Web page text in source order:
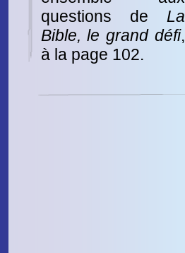
questions de La
Bible, le grand défi,
à la page 102.